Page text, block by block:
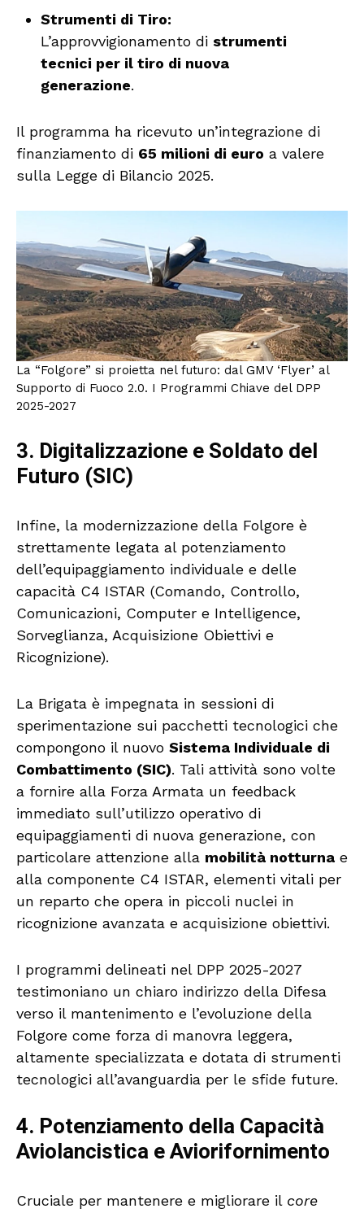
Strumenti di Tiro:
L’approvvigionamento di strumenti
tecnici per il tiro di nuova
generazione.
Il programma ha ricevuto un’integrazione di
finanziamento di 65 milioni di euro a valere
sulla Legge di Bilancio 2025.
La “Folgore” si proietta nel futuro: dal GMV ‘Flyer’ al
Supporto di Fuoco 2.0. I Programmi Chiave del DPP
2025-2027
3. Digitalizzazione e Soldato del
Futuro (SIC)
Infine, la modernizzazione della Folgore è
strettamente legata al potenziamento
dell’equipaggiamento individuale e delle
capacità C4 ISTAR (Comando, Controllo,
Comunicazioni, Computer e Intelligence,
Sorveglianza, Acquisizione Obiettivi e
Ricognizione).
La Brigata è impegnata in sessioni di
sperimentazione sui pacchetti tecnologici che
compongono il nuovo Sistema Individuale di
Combattimento (SIC). Tali attività sono volte
a fornire alla Forza Armata un feedback
immediato sull’utilizzo operativo di
equipaggiamenti di nuova generazione, con
particolare attenzione alla mobilità notturna e
alla componente C4 ISTAR, elementi vitali per
un reparto che opera in piccoli nuclei in
ricognizione avanzata e acquisizione obiettivi.
I programmi delineati nel DPP 2025-2027
testimoniano un chiaro indirizzo della Difesa
verso il mantenimento e l’evoluzione della
Folgore come forza di manovra leggera,
altamente specializzata e dotata di strumenti
tecnologici all’avanguardia per le sfide future.
4. Potenziamento della Capacità
Aviolancistica e Aviorifornimento
Cruciale per mantenere e migliorare il core